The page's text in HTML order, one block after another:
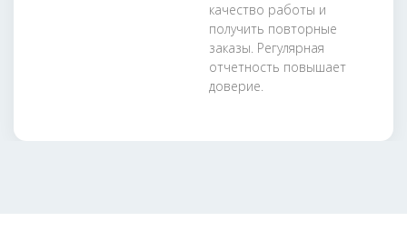
качество работы и
получить повторные
заказы. Регулярная
отчетность повышает
доверие.